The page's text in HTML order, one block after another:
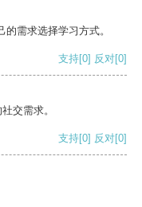
需求选择学习方式。
支持[0] 反对[0]
交需求。
支持[0] 反对[0]